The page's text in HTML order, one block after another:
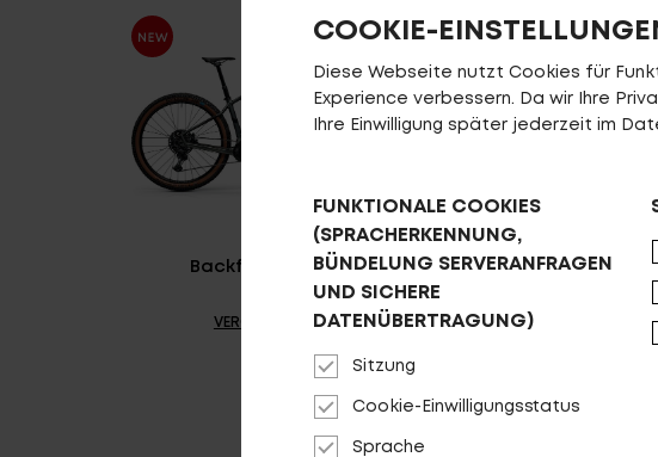
Backfire R2000
VERGLEICHEN
Backfire
COOKIE-
Diese Webseite nutzt Cookies für
Experience verbessern. Da wir Ihre
Ihre Einwilligung später jederzeit im
FUNKTIONALE COOKIES
(SPRACHERKENNUNG,
BÜNDELUNG SERVERANFRAGEN
UND SICHERE
DATENÜBERTRAGUNG)
Sitzung
Cookie-Einwilligungsstatus
Sprache